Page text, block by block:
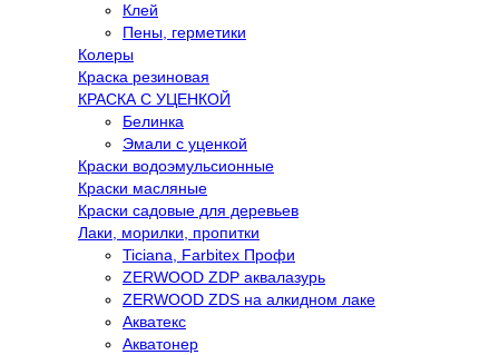
Клей
Пены, герметики
Колеры
Краска резиновая
КРАСКА С УЦЕНКОЙ
Белинка
Эмали с уценкой
Краски водоэмульсионные
Краски масляные
Краски садовые для деревьев
Лаки, морилки, пропитки
Ticiana, Farbitex Профи
ZERWOOD ZDP аквалазурь
ZERWOOD ZDS на алкидном лаке
Акватекс
Акватонер